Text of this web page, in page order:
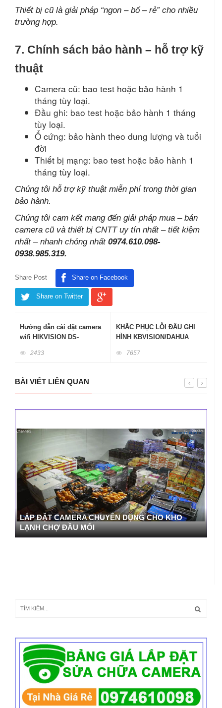
Thiết bị cũ là giải pháp “ngon – bổ – rẻ” cho nhiều
trường hợp.
7. Chính sách bảo hành – hỗ trợ kỹ
thuật
Camera cũ: bao test hoặc bảo hành 1
tháng tùy loại.
Đầu ghi: bao test hoặc bảo hành 1 tháng
tùy loại.
Ổ cứng: bảo hành theo dung lượng và tuổi
đời
Thiết bị mạng: bao test hoặc bảo hành 1
tháng tùy loại.
Chúng tôi hỗ trợ kỹ thuật miễn phí trong thời gian
bảo hành.
Chúng tôi cam kết mang đến giải pháp mua – bán
camera cũ và thiết bị CNTT uy tín nhất – tiết kiệm
nhất – nhanh chóng nhất 0974.610.098-
0938.985.319.
Share Post Share on Facebook
Share on Twitter
Hướng dẫn cài đặt camera
wifi HIKVISION DS-
là Thánh Mẫu Q21
2433
KHẮC PHỤC LỖI ĐẦU GHI
HÌNH KBVISION/DAHUA
KHÔNG LƯU LẠI ĐƯỢC
7657
BÀI VIẾT LIÊN QUAN
LẮP ĐẶT CAMERA CHUYÊN DỤNG CHO KHO
LẠNH CHỢ ĐẦU MỐI